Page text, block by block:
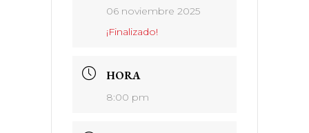
06 noviembre 2025
¡Finalizado!
HORA
8:00 pm